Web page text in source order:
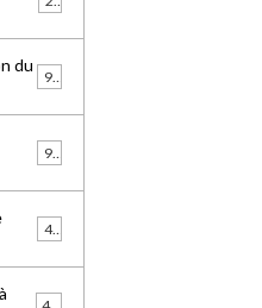
du
99
41
49